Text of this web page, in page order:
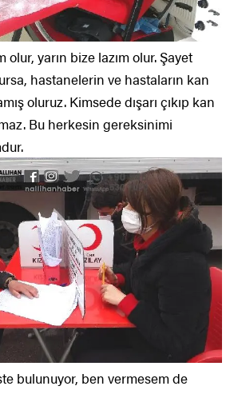
yarın bize lazım olur. Şayet
hastanelerin ve hastaların kan
oluruz. Kimsede dışarı çıkıp kan
Bu herkesin gereksinimi
bulunuyor, ben vermesem de